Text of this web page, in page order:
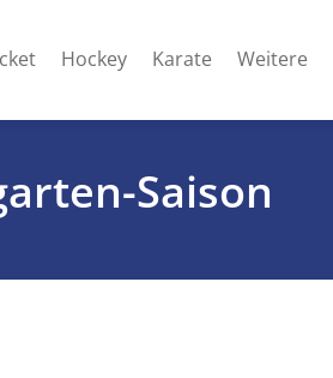
Hockey Karate Weitere
Saison